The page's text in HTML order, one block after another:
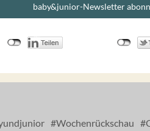
baby&junior-Newsletter
Wochenrückschau